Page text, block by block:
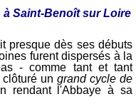
Saint-Benoît sur Loire
presque dès ses débuts
furent dispersés à la
- comme tant et tant
un grand cycle de
rendant l'Abbaye à sa